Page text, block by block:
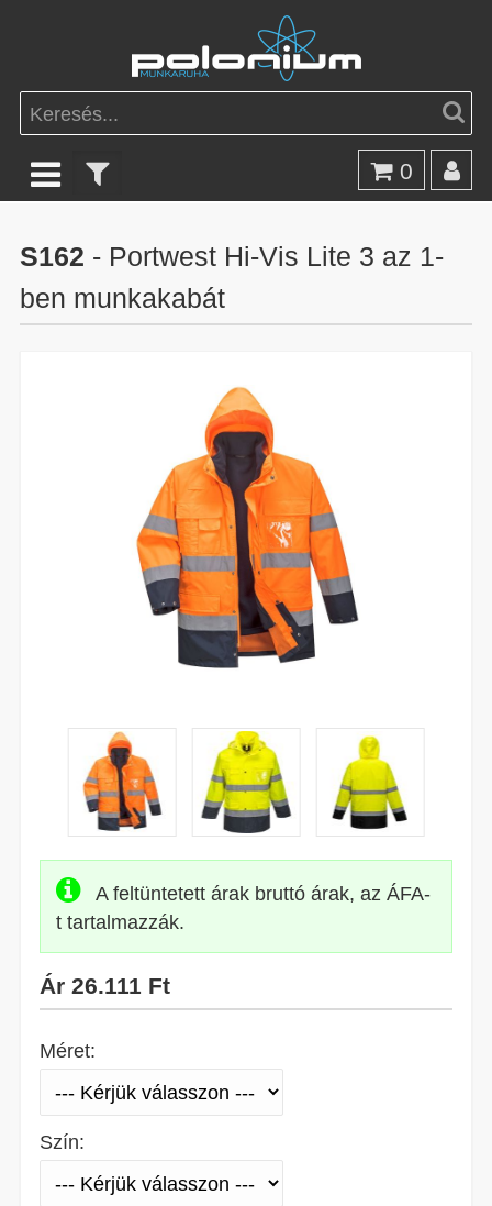
0
S162 - Portwest Hi-Vis Lite 3 az 1-
ben munkakabát
A feltüntetett árak bruttó árak, az ÁFA-
t tartalmazzák.
Ár26.111 Ft
Méret:
Szín: